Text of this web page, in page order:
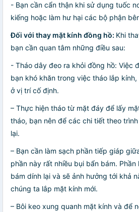
- Bạn cần cẩn thận khi sử dụng tuốc
kiếng hoặc làm hư hại các bộ phận
Đối với thay mặt kính đồng hồ: Khi
bạn cần quan tâm những điều sau:
- Tháo dây đeo ra khỏi đồng hồ: Việc
bạn khó khăn trong việc tháo lắp
ở vị trí cố định.
– Thực hiện tháo từ mặt đáy để lấy
tháo, bạn nên để các chi tiết theo
lại.
– Bạn cần làm sạch phần tiếp giáp
phần này rất nhiều bụi bẩn bám.
bám dính lại và sẽ ảnh hưởng tới khả
chúng ta lắp mặt kính mới.
– Bôi keo xung quanh mặt kính và để